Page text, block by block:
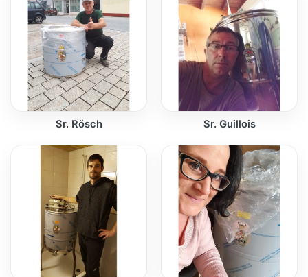
Sr. Rösch Sr. Guillois